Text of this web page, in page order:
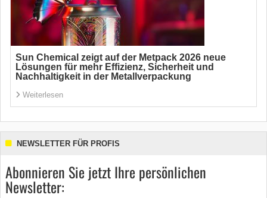
Sun Chemical zeigt auf der Metpack 2026 neue
Lösungen für mehr Effizienz, Sicherheit und
Nachhaltigkeit in der Metallverpackung
Weiterlesen
NEWSLETTER FÜR PROFIS
Abonnieren Sie jetzt Ihre persönlichen
Newsletter: